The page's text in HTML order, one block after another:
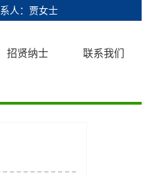
人：贾女士
招贤纳士 联系我们